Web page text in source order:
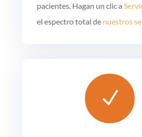
pacientes. Hagan un clic a
el espectro total de nuestros
N